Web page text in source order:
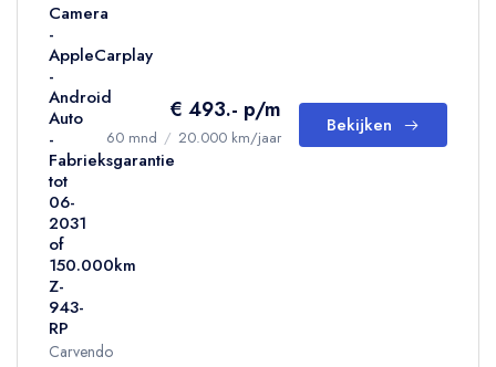
Camera
-
AppleCarplay
-
Android
Auto
-
Fabrieksgarantie
tot
06-
2031
of
150.000km
Z-
943-
RP
Carvendo
€ 493.- p/m
60 mnd / 20.000 km/jaar
Bekijken